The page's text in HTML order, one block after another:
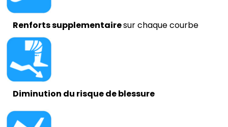
Renforts supplementairesur chaque courbe
Diminution du risque de blessure